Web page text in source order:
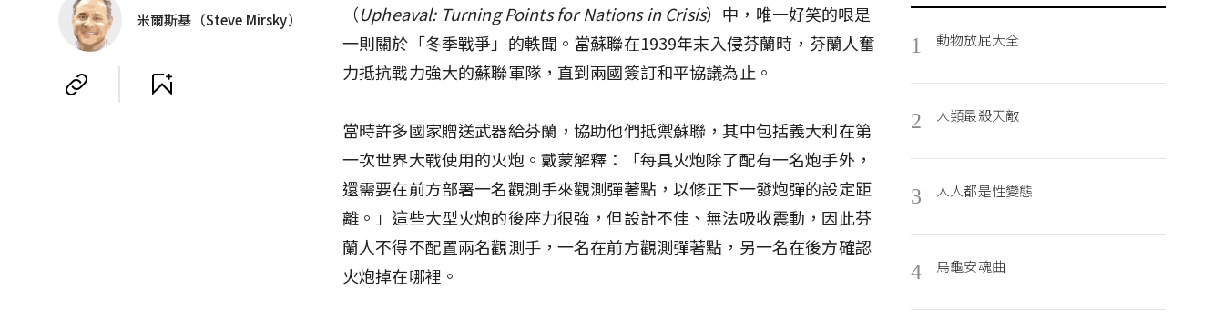
米爾斯基（Steve Mirsky）
（Upheaval: Turning Points for Nations in Crisis）中，唯一好笑的哏是
一則關於「冬季戰爭」的軼聞。當蘇聯在1939年末入侵芬蘭時，芬蘭人奮
力抵抗戰力強大的蘇聯軍隊，直到兩國簽訂和平協議為止。
當時許多國家贈送武器給芬蘭，協助他們抵禦蘇聯，其中包括義大利在第
一次世界大戰使用的火炮。戴蒙解釋：「每具火炮除了配有一名炮手外，
還需要在前方部署一名觀測手來觀測彈著點，以修正下一發炮彈的設定距
離。」這些大型火炮的後座力很強，但設計不佳、無法吸收震動，因此芬
蘭人不得不配置兩名觀測手，一名在前方觀測彈著點，另一名在後方確認
火炮掉在哪裡。
1 動物放屁大全
2 人類最殺天敵
3 人人都是性變態
4 烏龜安魂曲